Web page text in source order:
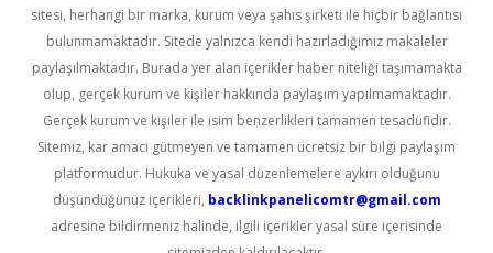
sitesi, herhangi bir marka, kurum veya şahıs şirketi ile hiçbir bağlantısı
bulunmamaktadır. Sitede yalnızca kendi hazırladığımız makaleler
paylaşılmaktadır. Burada yer alan içerikler haber niteliği taşımamakta
olup, gerçek kurum ve kişiler hakkında paylaşım yapılmamaktadır.
Gerçek kurum ve kişiler ile isim benzerlikleri tamamen tesadüfidir.
Sitemiz, kar amacı gütmeyen ve tamamen ücretsiz bir bilgi paylaşım
platformudur. Hukuka ve yasal düzenlemelere aykırı olduğunu
düşündüğünüz içerikleri, backlinkpanelicomtr@gmail.com
adresine bildirmeniz halinde, ilgili içerikler yasal süre içerisinde